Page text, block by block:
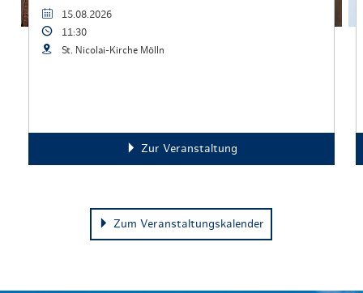
15.08.2026
11:30
St. Nicolai-Kirche Mölln
Zur Veranstaltung
Zum Veranstaltungskalender